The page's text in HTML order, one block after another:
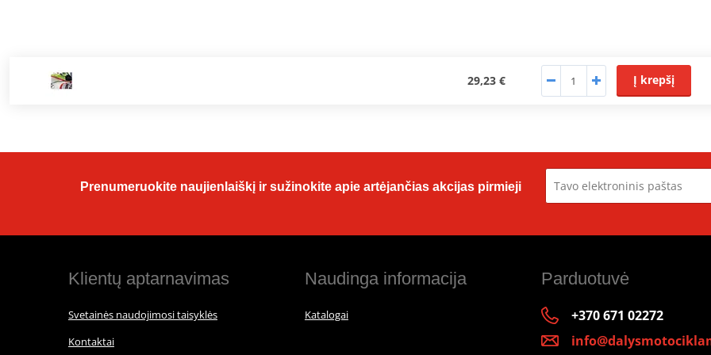
29,23 € Į krepšį
Prenumeruokite naujienlaiškį ir sužinokite apie artėjančias akcijas pirmieji
Klientų aptarnavimas
Svetainės naudojimosi taisyklės
Kontaktai
Naudinga informacija
Katalogai
Parduotuvė
+370 671 02272